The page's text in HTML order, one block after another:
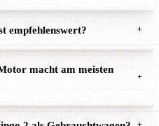
empfehlenswert? +
macht am meisten
+